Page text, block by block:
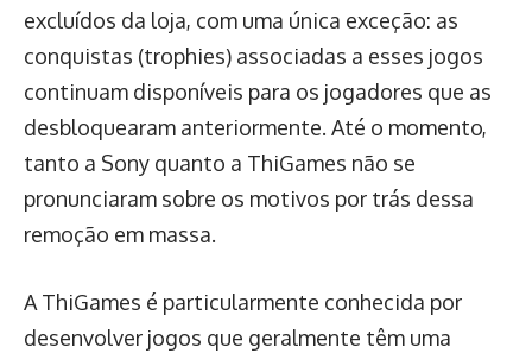
excluídos da loja, com uma única exceção: as
conquistas (trophies) associadas a esses jogos
continuam disponíveis para os jogadores que as
desbloquearam anteriormente. Até o momento,
tanto a Sony quanto a ThiGames não se
pronunciaram sobre os motivos por trás dessa
remoção em massa.
A ThiGames é particularmente conhecida por
desenvolver jogos que geralmente têm uma